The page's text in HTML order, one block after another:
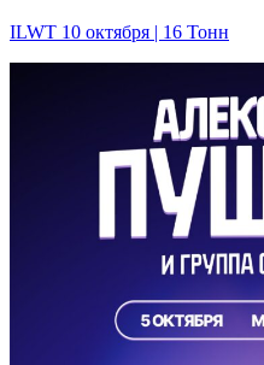
ILWT 10 октября | 16 Тонн